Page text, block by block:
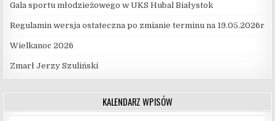
Gala sportu młodzieżowego w UKS Hubal Białystok
Regulamin wersja ostateczna po zmianie terminu na 19.05.2026r
Wielkanoc 2026
Zmarł Jerzy Szuliński
KALENDARZ WPISÓW